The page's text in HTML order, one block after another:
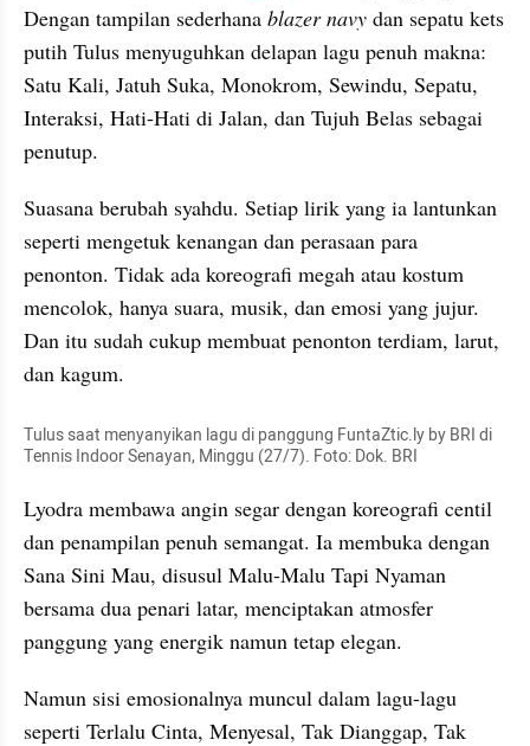
Dengan tampilan sederhana blazer navy dan sepatu kets
putih Tulus menyuguhkan delapan lagu penuh makna:
Satu Kali, Jatuh Suka, Monokrom, Sewindu, Sepatu,
Interaksi, Hati-Hati di Jalan, dan Tujuh Belas sebagai
penutup.
Suasana berubah syahdu. Setiap lirik yang ia lantunkan
seperti mengetuk kenangan dan perasaan para
penonton. Tidak ada koreografi megah atau kostum
mencolok, hanya suara, musik, dan emosi yang jujur.
Dan itu sudah cukup membuat penonton terdiam, larut,
dan kagum.
Tulus saat menyanyikan lagu di panggung FuntaZtic.ly by BRI di
Tennis Indoor Senayan, Minggu (27/7). Foto: Dok. BRI
Lyodra membawa angin segar dengan koreografi centil
dan penampilan penuh semangat. Ia membuka dengan
Sana Sini Mau, disusul Malu-Malu Tapi Nyaman
bersama dua penari latar, menciptakan atmosfer
panggung yang energik namun tetap elegan.
Namun sisi emosionalnya muncul dalam lagu-lagu
seperti Terlalu Cinta, Menyesal, Tak Dianggap, Tak